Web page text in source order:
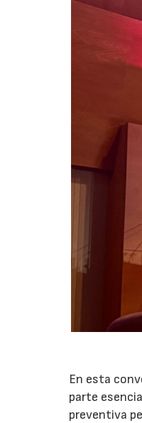
En esta
parte
preventiva